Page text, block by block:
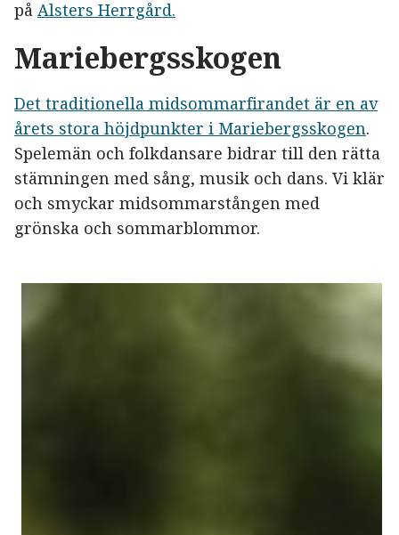
på Alsters Herrgård.
Mariebergsskogen
Det traditionella midsommarfirandet är en av
årets stora höjdpunkter i Mariebergsskogen.
Spelemän och folkdansare bidrar till den rätta
stämningen med sång, musik och dans. Vi klär
och smyckar midsommarstången med
grönska och sommarblommor.